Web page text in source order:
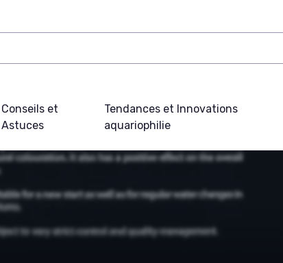
Conseils et
Astuces
Tendances et Innovations
aquariophilie